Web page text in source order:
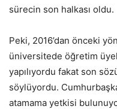
sürecin son halkası oldu.
Peki, 2016’dan önceki
üniversitede öğretim
yapılıyordu fakat son
söylüyordu.
atamama yetkisi